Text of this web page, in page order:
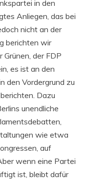
in den
Anliegen, das bei
nicht an der
berichten wir
Grünen, der FDP
es ist an den
den Vordergrund zu
Dazu
unendliche
wie etwa
auf
wenn eine Partei
ist, bleibt dafür